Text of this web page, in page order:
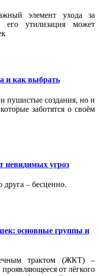
элемент ухода за
утилизация может
и как выбрать
пушистые создания, но и
заботятся о своём
невидимых угроз
друга – бесценно.
основные группы и
трактом (ЖКТ) –
от лёгкого